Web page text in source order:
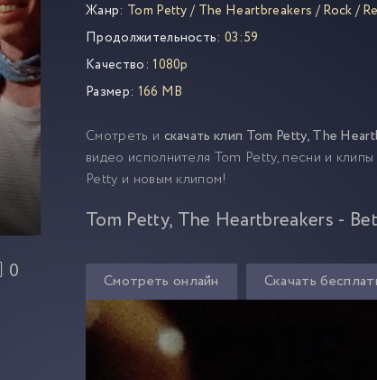
0
Жанр: Tom Petty/ The Heartbreakers /Rock/
Продолжительность: 03:59
Качество: 1080p
Размер: 166 MB
Смотреть и скачать клип Tom Petty, The
видео исполнителя Tom Petty, песни и
Petty и новым клипом!
Tom Petty, The Heartbreakers -
Смотреть онлайн Скачать